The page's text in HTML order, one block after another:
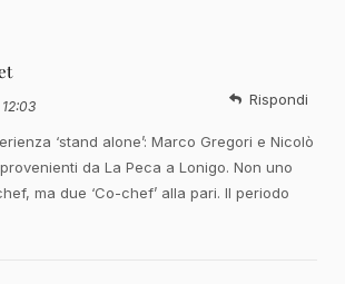
‘stand alone’: Marco Gregori e Nicolò
da La Peca a Lonigo. Non uno
ma due ‘Co-chef’ alla pari. Il periodo
Rispondi